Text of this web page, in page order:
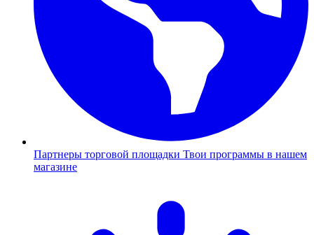
Партнеры торговой площадки Твои программы в нашем
магазине